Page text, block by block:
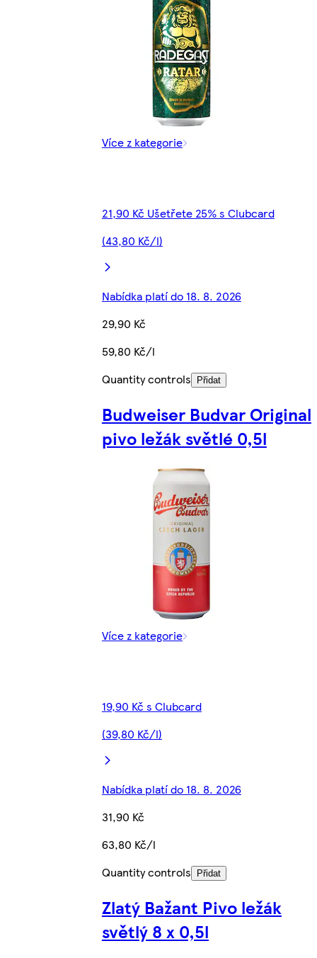
Více z kategorie
21,90 Kč Ušetřete 25% s Clubcard
(43,80 Kč/l)
Nabídka platí do 18. 8. 2026
29,90 Kč
59,80 Kč/l
Quantity controls
Přidat
Budweiser Budvar Original
pivo ležák světlé 0,5l
Více z kategorie
19,90 Kč s Clubcard
(39,80 Kč/l)
Nabídka platí do 18. 8. 2026
31,90 Kč
63,80 Kč/l
Quantity controls
Přidat
Zlatý Bažant Pivo ležák
světlý 8 x 0,5l